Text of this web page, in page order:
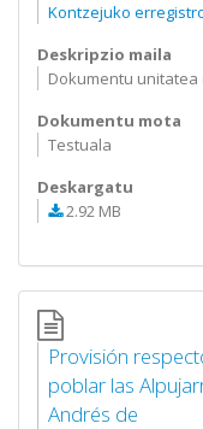
Kontzejuko
Deskripzio maila
Dokumentu
Dokumentu mota
Testuala
Deskargatu
2.92 MB
Provisión
poblar las
Andrés de